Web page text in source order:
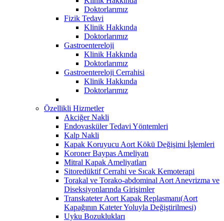
Doktorlarımız
Fizik Tedavi
Klinik Hakkında
Doktorlarımız
Gastroentereloji
Klinik Hakkında
Doktorlarımız
Gastroentereloji Cerrahisi
Klinik Hakkında
Doktorlarımız
Özellikli Hizmetler
Akciğer Nakli
Endovasküler Tedavi Yöntemleri
Kalp Nakli
Kapak Koruyucu Aort Kökü Değişimi İşlemleri
Koroner Baypas Ameliyatı
Mitral Kapak Ameliyatları
Sitoredüktif Cerrahi ve Sıcak Kemoterapi
Torakal ve Torako-abdominal Aort Anevrizma ve
Diseksiyonlarında Girişimler
Transkateter Aort Kapak Replasmanı(Aort
Kapağının Kateter Yoluyla Değiştirilmesi)
Uyku Bozuklukları